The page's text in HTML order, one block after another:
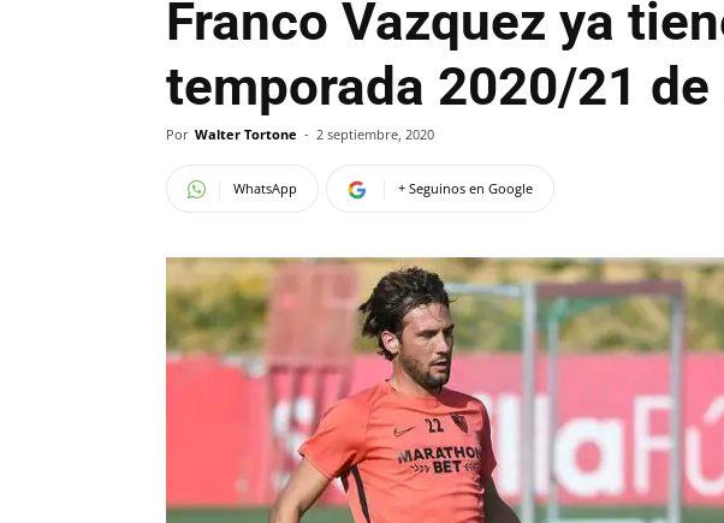
Franco Vazquez ya
temporada 2020/21 de
Por Walter Tortone - 2 septiembre, 2020
WhatsApp + Seguinos en Google